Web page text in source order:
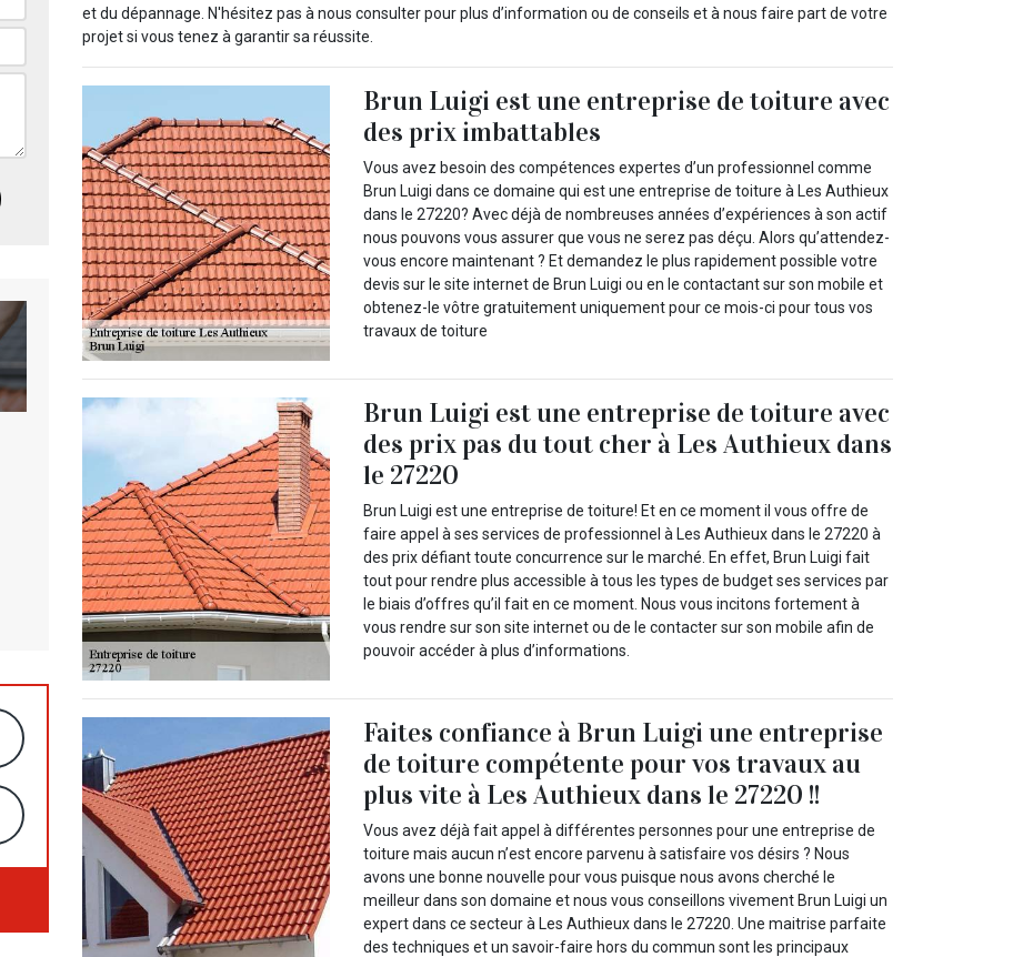
et du dépannage. N'hésitez pas à nous consulter pour plus d’information ou de conseils et à nous faire part de votre
projet si vous tenez à garantir sa réussite.
Brun Luigi est une entreprise de toiture avec
des prix imbattables
Vous avez besoin des compétences expertes d’un professionnel comme
Brun Luigi dans ce domaine qui est une entreprise de toiture à Les Authieux
dans le 27220? Avec déjà de nombreuses années d’expériences à son actif
nous pouvons vous assurer que vous ne serez pas déçu. Alors qu’attendez-
vous encore maintenant ? Et demandez le plus rapidement possible votre
devis sur le site internet de Brun Luigi ou en le contactant sur son mobile et
obtenez-le vôtre gratuitement uniquement pour ce mois-ci pour tous vos
travaux de toiture
Brun Luigi est une entreprise de toiture avec
des prix pas du tout cher à Les Authieux dans
le 27220
Brun Luigi est une entreprise de toiture! Et en ce moment il vous offre de
faire appel à ses services de professionnel à Les Authieux dans le 27220 à
des prix défiant toute concurrence sur le marché. En effet, Brun Luigi fait
tout pour rendre plus accessible à tous les types de budget ses services par
le biais d’offres qu’il fait en ce moment. Nous vous incitons fortement à
vous rendre sur son site internet ou de le contacter sur son mobile afin de
pouvoir accéder à plus d’informations.
Faites confiance à Brun Luigi une entreprise
de toiture compétente pour vos travaux au
plus vite à Les Authieux dans le 27220 !!
Vous avez déjà fait appel à différentes personnes pour une entreprise de
toiture mais aucun n’est encore parvenu à satisfaire vos désirs ? Nous
avons une bonne nouvelle pour vous puisque nous avons cherché le
meilleur dans son domaine et nous vous conseillons vivement Brun Luigi un
expert dans ce secteur à Les Authieux dans le 27220. Une maitrise parfaite
des techniques et un savoir-faire hors du commun sont les principaux